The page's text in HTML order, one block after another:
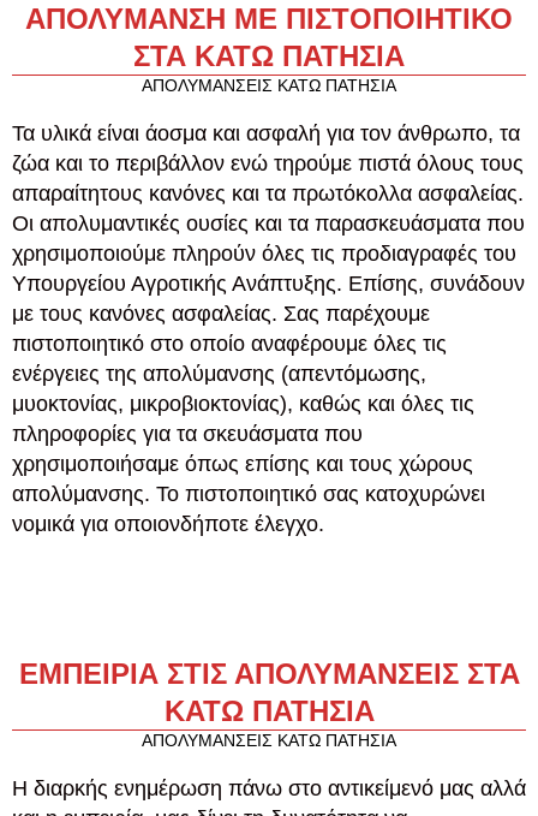
ΑΠΟΛΥΜΑΝΣΗ ΜΕ ΠΙΣΤΟΠΟΙΗΤΙΚΟ
ΣΤΑ ΚΑΤΩ ΠΑΤΗΣΙΑ
ΑΠΟΛΥΜΑΝΣΕΙΣ ΚΑΤΩ ΠΑΤΗΣΙΑ
Τα υλικά είναι άοσμα και ασφαλή για τον άνθρωπο, τα
ζώα και το περιβάλλον ενώ τηρούμε πιστά όλους τους
απαραίτητους κανόνες και τα πρωτόκολλα ασφαλείας.
Οι απολυμαντικές ουσίες και τα παρασκευάσματα που
χρησιμοποιούμε πληρούν όλες τις προδιαγραφές του
Υπουργείου Αγροτικής Ανάπτυξης. Επίσης, συνάδουν
με τους κανόνες ασφαλείας. Σας παρέχουμε
πιστοποιητικό στο οποίο αναφέρουμε όλες τις
ενέργειες της απολύμανσης (απεντόμωσης,
μυοκτονίας, μικροβιοκτονίας), καθώς και όλες τις
πληροφορίες για τα σκευάσματα που
χρησιμοποιήσαμε όπως επίσης και τους χώρους
απολύμανσης. Το πιστοποιητικό σας κατοχυρώνει
νομικά για οποιονδήποτε έλεγχο.
ΕΜΠΕΙΡΙΑ ΣΤΙΣ ΑΠΟΛΥΜΑΝΣΕΙΣ ΣΤΑ
ΚΑΤΩ ΠΑΤΗΣΙΑ
ΑΠΟΛΥΜΑΝΣΕΙΣ ΚΑΤΩ ΠΑΤΗΣΙΑ
Η διαρκής ενημέρωση πάνω στο αντικείμενό μας αλλά